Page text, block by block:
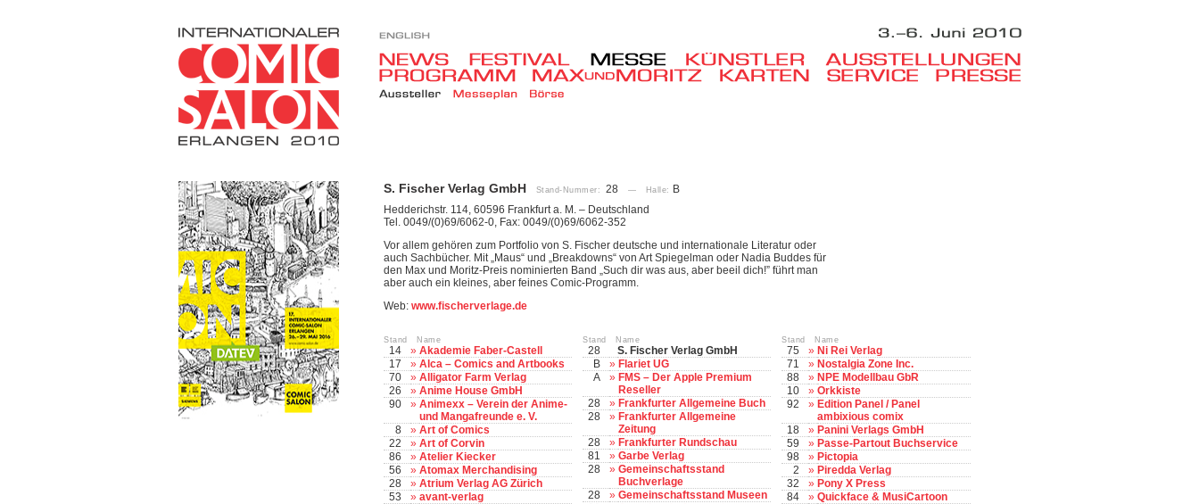
S. Fischer Verlag GmbH Stand-Nummer: 28 — Halle:
B
Hedderichstr. 114, 60596 Frankfurt a. M. – Deutschland
Tel. 0049/(0)69/6062-0, Fax: 0049/(0)69/6062-352
Vor allem gehören zum Portfolio von S. Fischer deutsche und internationale Literatur oder
auch Sachbücher. Mit „Maus“ und „Breakdowns“ von Art Spiegelman oder Nadia Buddes für
den Max und Moritz-Preis nominierten Band „Such dir was aus, aber beeil dich!” führt man
aber auch ein kleines, aber feines Comic-Programm.
Web: www.fischerverlage.de
Stand Name Stand Name Stand Name
14 » Akademie Faber-Castell
17
» Alca – Comics and Artbooks
70
» Alligator Farm Verlag
26
» Anime House GmbH
90
» Animexx – Verein der Anime-
und Mangafreunde e. V.
8
» Art of Comics
22
» Art of Corvin
86
» Atelier Kiecker
56
» Atomax Merchandising
28
» Atrium Verlag AG Zürich
53
» avant-verlag
28
S. Fischer Verlag GmbH
B
» Flariet UG
A
» FMS – Der Apple Premium
Reseller
28
» Frankfurter Allgemeine Buch
28
» Frankfurter Allgemeine
Zeitung
28
» Frankfurter Rundschau
81
» Garbe Verlag
28
» Gemeinschaftsstand
Buchverlage
28
» Gemeinschaftsstand Museen
75 » Ni Rei Verlag
71
» Nostalgia Zone Inc.
88
» NPE Modellbau GbR
10
» Orkkiste
92
» Edition Panel / Panel
ambixious comix
18
» Panini Verlags GmbH
59
» Passe-Partout Buchservice
98
» Pictopia
2
» Piredda Verlag
32
» Pony X Press
84
» Quickface & MusiCartoon